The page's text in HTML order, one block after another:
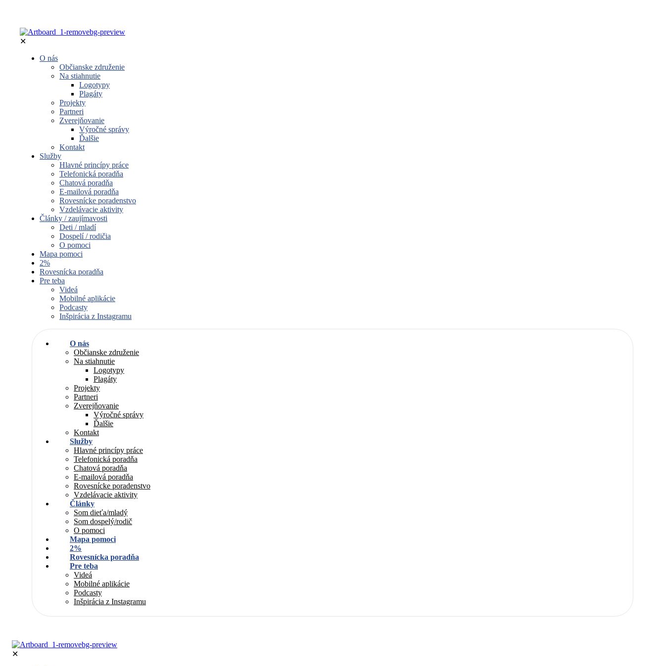
✕
O nás
Občianske združenie
Na stiahnutie
Logotypy
Plagáty
Projekty
Partneri
Zverejňovanie
Výročné správy
Ďalšie
Kontakt
Služby
Hlavné princípy práce
Telefonická poradňa
Chatová poradňa
E-mailová poradňa
Rovesnícke poradenstvo
Vzdelávacie aktivity
Články / zaujímavosti
Deti / mladí
Dospelí / rodičia
O pomoci
Mapa pomoci
2%
Rovesnícka poradňa
Pre teba
Videá
Mobilné aplikácie
Podcasty
Inšpirácia z Instagramu
O nás
Občianske združenie
Na stiahnutie
Logotypy
Plagáty
Projekty
Partneri
Zverejňovanie
Výročné správy
Ďalšie
Kontakt
Služby
Hlavné princípy práce
Telefonická poradňa
Chatová poradňa
E-mailová poradňa
Rovesnícke poradenstvo
Vzdelávacie aktivity
Články
Som dieťa/mladý
Som dospelý/rodič
O pomoci
Mapa pomoci
2%
Rovesnícka poradňa
Pre teba
Videá
Mobilné aplikácie
Podcasty
Inšpirácia z Instagramu
✕